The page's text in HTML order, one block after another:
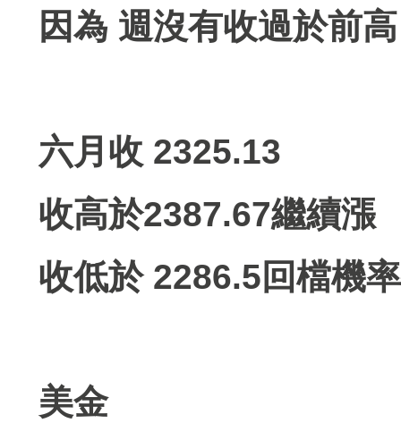
因為 週沒有收過於前高
六月收 2325.13
收高於2387.67繼續漲
收低於 2286.5回檔機
美金